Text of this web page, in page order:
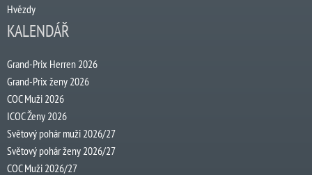
Hvězdy
KALENDÁŘ
Grand-Prix Herren 2026
Grand-Prix ženy 2026
COC Muži 2026
ICOC Ženy 2026
Světový pohár muži 2026/27
Světový pohár ženy 2026/27
COC Muži 2026/27